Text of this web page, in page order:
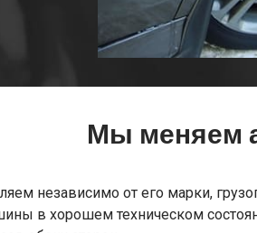
Мы меняем
независимо от его марки,
в хорошем техническом